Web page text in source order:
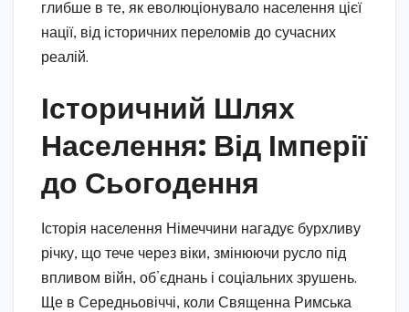
глибше в те, як еволюціонувало населення цієї
нації, від історичних переломів до сучасних
реалій.
Історичний Шлях
Населення: Від Імперії
до Сьогодення
Історія населення Німеччини нагадує бурхливу
річку, що тече через віки, змінюючи русло під
впливом війн, об’єднань і соціальних зрушень.
Ще в Середньовіччі, коли Священна Римська